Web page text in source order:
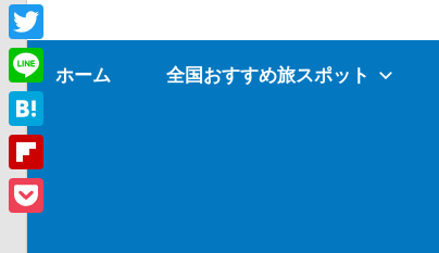
ツ
へ
ス
キ
ッ
プ
を
見
ホーム 全国おすすめ旅スポット
Facebook
Twitter
Line
Hatena
Flipboard